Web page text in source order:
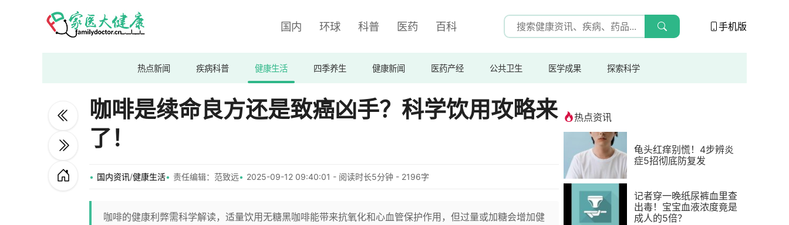
国内 环球 科普 医药 百科 手机版
热点新闻 疾病科普 健康生活 四季养生 健康新闻 医药产经 公共卫生 医学成果 探索科学
咖啡是续命良方还是致癌凶手？科学饮用攻略来
了！
国内资讯/健康生活 责任编辑：范致远 2025-09-12 09:40:01 - 阅读时长5分钟 - 2196字
咖啡的健康利弊需科学解读，适量饮用无糖黑咖啡能带来抗氧化和心血管保护作用，但过量或加糖会增加健
热点资讯
龟头红痒别慌！4步辨炎
症5招彻底防复发
记者穿一晚纸尿裤血里查
出毒！宝宝血液浓度竟是
成人的5倍？